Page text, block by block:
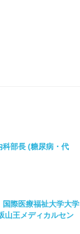
科部長 (糖尿病・代
国際医療福祉大学大学
山王メディカルセン